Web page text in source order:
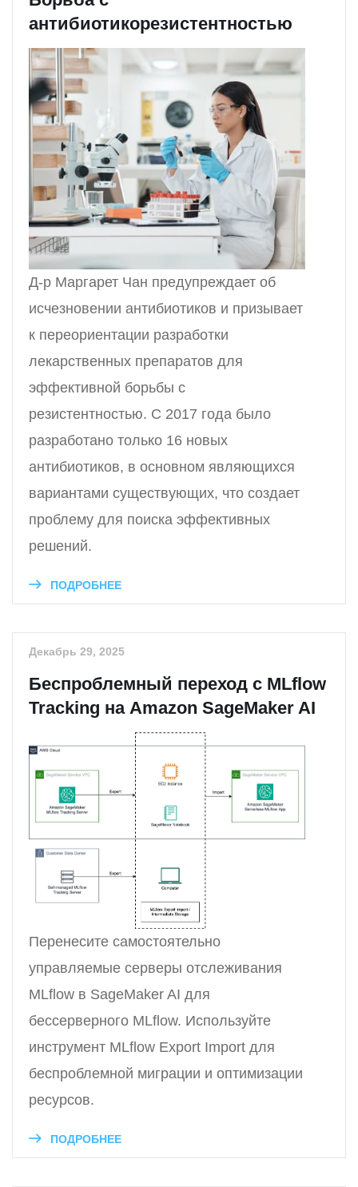
антибиотикорезистентностью
Д-р Маргарет Чан предупреждает об
исчезновении антибиотиков и призывает
к переориентации разработки
лекарственных препаратов для
эффективной борьбы с
резистентностью. С 2017 года было
разработано только 16 новых
антибиотиков, в основном являющихся
вариантами существующих, что создает
проблему для поиска эффективных
решений.
ПОДРОБНЕЕ
Декабрь 29, 2025
Беспроблемный переход с MLflow
Tracking на Amazon SageMaker AI
Перенесите самостоятельно
управляемые серверы отслеживания
MLflow в SageMaker AI для
бессерверного MLflow. Используйте
инструмент MLflow Export Import для
беспроблемной миграции и оптимизации
ресурсов.
ПОДРОБНЕЕ